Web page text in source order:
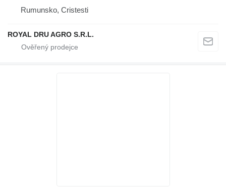
Rumunsko, Cristesti
ROYAL DRU AGRO S.R.L.